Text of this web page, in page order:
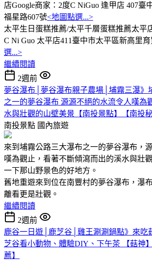
店Google商家：2度C NiGuo 逢甲店 407臺
福星路607號<地圖點選...>
太平生日蛋糕推薦/太平千層蛋糕推薦太平
C Ni Guo 太平店411臺中市太平區新高里
選...>
繼續閱讀
2週前
夢谷瀑布│夢谷瀑布親子農場│埔霧三瀑》
之一的夢谷瀑布 源源不絕的水流令人嘆為
水與壯觀的山壁美景【南投景點】【南投秘
南投景點 國內旅遊
來到埔霧公路三大瀑布之一的夢谷瀑布，
嘆為觀止，看著不斷傾瀉而出的溪水與壯
一下那山野景色的好地方。
舊地重遊來到位在南豐村的夢谷瀑布，瀑
離看更是壯觀。
繼續閱讀
2週前
鹿谷一日遊│鹿芝谷│雞王涮涮鍋點》來吃
芝谷看小動物、體驗DIY、下午茶 【菇神
薦】